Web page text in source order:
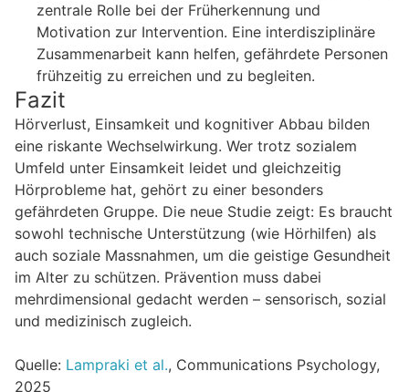
zentrale Rolle bei der Früherkennung und
Motivation zur Intervention. Eine interdisziplinäre
Zusammenarbeit kann helfen, gefährdete Personen
frühzeitig zu erreichen und zu begleiten.
Fazit
Hörverlust, Einsamkeit und kognitiver Abbau bilden
eine riskante Wechselwirkung. Wer trotz sozialem
Umfeld unter Einsamkeit leidet und gleichzeitig
Hörprobleme hat, gehört zu einer besonders
gefährdeten Gruppe. Die neue Studie zeigt: Es braucht
sowohl technische Unterstützung (wie Hörhilfen) als
auch soziale Massnahmen, um die geistige Gesundheit
im Alter zu schützen. Prävention muss dabei
mehrdimensional gedacht werden – sensorisch, sozial
und medizinisch zugleich.
Quelle: Lampraki et al., Communications Psychology,
2025